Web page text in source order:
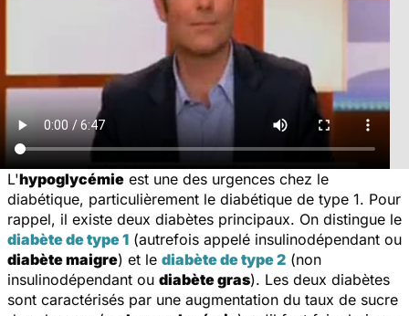
L'hypoglycémie est une des urgences chez le
diabétique, particulièrement le diabétique de type 1. Pour
rappel, il existe deux diabètes principaux. On distingue le
diabète de type 1 (autrefois appelé insulinodépendant ou
diabète maigre) et le diabète de type 2 (non
insulinodépendant ou diabète gras). Les deux diabètes
sont caractérisés par une augmentation du taux de sucre